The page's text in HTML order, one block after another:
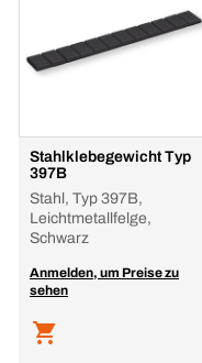
Stahlklebegewicht Typ
397B
Stahl, Typ 397B,
Leichtmetallfelge,
Schwarz
Anmelden, um Preise zu
sehen